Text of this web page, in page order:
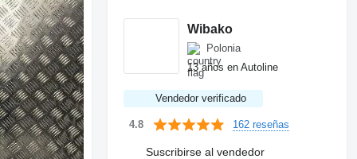
Wibako
Polonia
13 años en Autoline
Vendedor verificado
4.8 162 reseñas
Suscribirse al vendedor